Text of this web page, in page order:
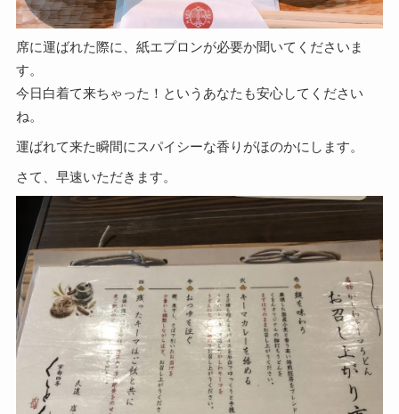
席に運ばれた際に、紙エプロンが必要か聞いてくださいま
す。
今日白着て来ちゃった！というあなたも安心してください
ね。
運ばれて来た瞬間にスパイシーな香りがほのかにします。
さて、早速いただきます。